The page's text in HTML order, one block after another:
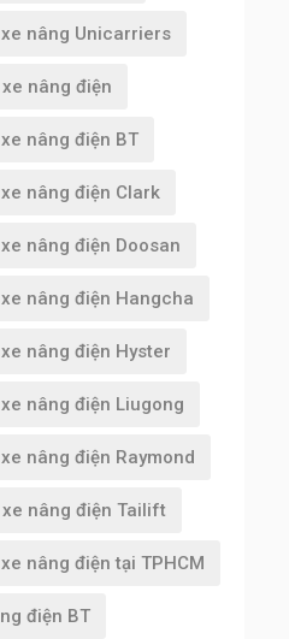
nâng Unicarriers
nâng điện
nâng điện BT
nâng điện Clark
nâng điện Doosan
nâng điện Hangcha
nâng điện Hyster
nâng điện Liugong
nâng điện Raymond
nâng điện Tailift
nâng điện tại TPHCM
điện BT